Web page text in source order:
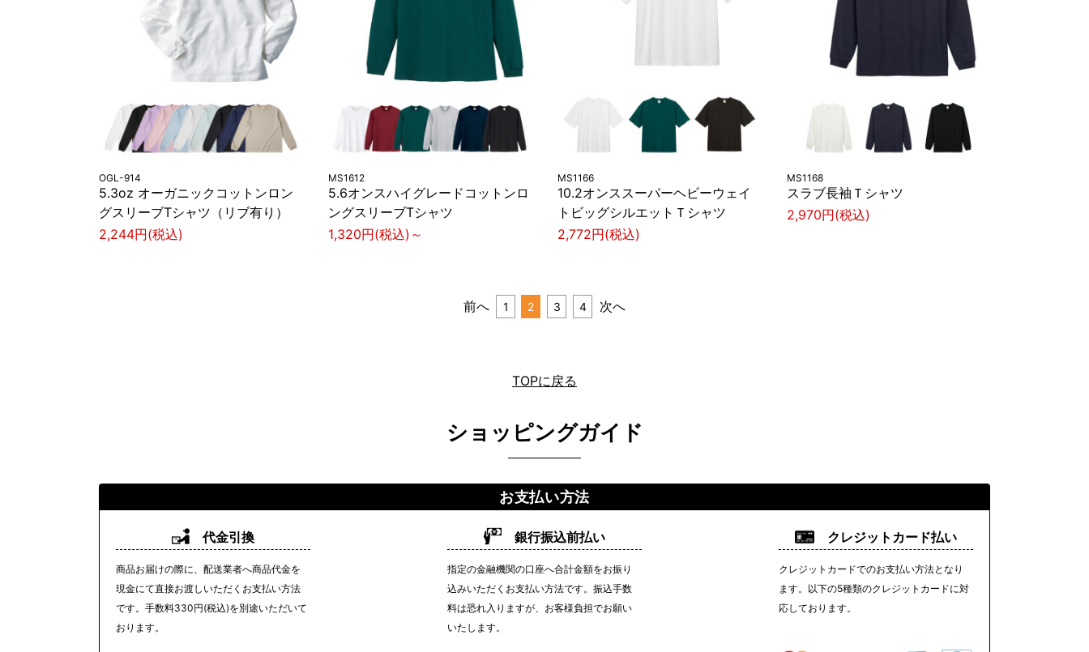
OGL-914
5.3oz オーガニックコットンロン
グスリーブTシャツ（リブ有り）
2,244円(税込)
MS1612
5.6オンスハイグレードコットンロ
ングスリーブTシャツ
1,320円(税込)～
MS1166
10.2オンススーパーヘビーウェイ
トビッグシルエットＴシャツ
2,772円(税込)
MS1168
スラブ長袖Ｔシャツ
2,970円(税込)
前へ 1 2 3 4 次へ
TOPに戻る
ショッピングガイド
お支払い方法
代金引換
商品お届けの際に、配送業者へ商品代金を
現金にて直接お渡しいただくお支払い方法
です。手数料330円(税込)を別途いただいて
おります。
銀行振込前払い
指定の金融機関の口座へ合計金額をお振り
込みいただくお支払い方法です。振込手数
料は恐れ入りますが、お客様負担でお願い
いたします。
クレジットカード払い
クレジットカードでのお支払い方法となり
ます。以下の5種類のクレジットカードに対
応しております。